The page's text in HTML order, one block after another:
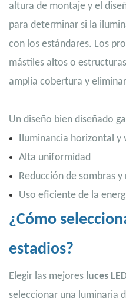
altura de montaje y el
para determinar si la
con los estándares. Los
mástiles altos o
amplia cobertura y
Un diseño bien diseñado
Iluminancia horizontal y
Alta uniformidad
Reducción de sombras
Uso eficiente de la
¿Cómo
estadios?
Elegir las mejores luces
seleccionar una luminaria